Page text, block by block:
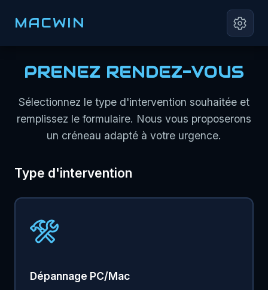
MACWIN
PRENEZ RENDEZ-VOUS
Sélectionnez le type d'intervention souhaitée et
remplissez le formulaire. Nous vous proposerons
un créneau adapté à votre urgence.
Type d'intervention
Dépannage PC/Mac